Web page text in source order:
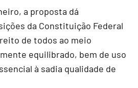
a proposta dá
da Constituição Federal
de todos ao meio
equilibrado, bem de uso
à sadia qualidade de